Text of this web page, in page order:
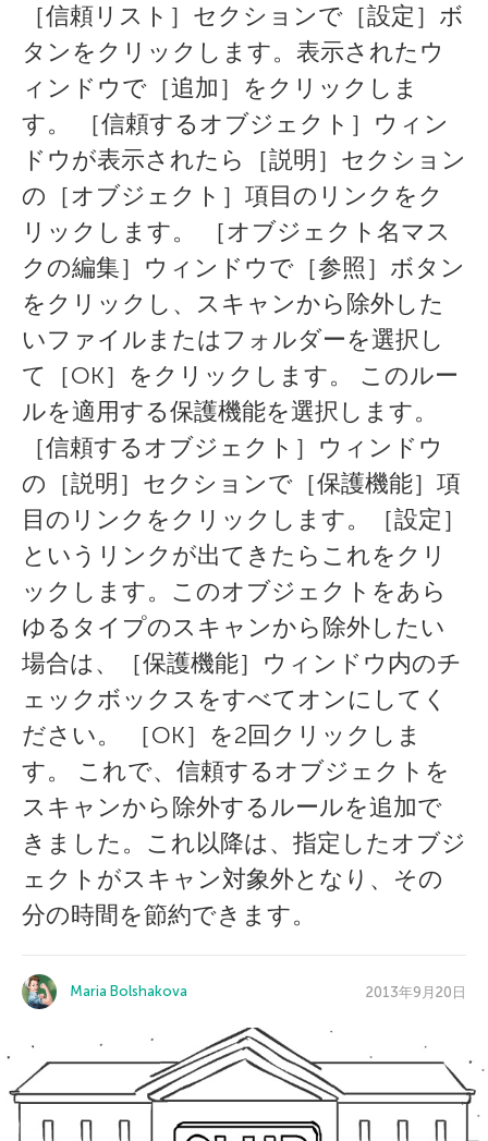
［信頼リスト］セクションで［設定］ボ
タンをクリックします。表示されたウ
ィンドウで［追加］をクリックしま
す。 ［信頼するオブジェクト］ウィン
ドウが表示されたら［説明］セクション
の［オブジェクト］項目のリンクをク
リックします。 ［オブジェクト名マス
クの編集］ウィンドウで［参照］ボタン
をクリックし、スキャンから除外した
いファイルまたはフォルダーを選択し
て［OK］をクリックします。 このルー
ルを適用する保護機能を選択します。
［信頼するオブジェクト］ウィンドウ
の［説明］セクションで［保護機能］項
目のリンクをクリックします。［設定］
というリンクが出てきたらこれをクリ
ックします。このオブジェクトをあら
ゆるタイプのスキャンから除外したい
場合は、［保護機能］ウィンドウ内のチ
ェックボックスをすべてオンにしてく
ださい。 ［OK］を2回クリックしま
す。 これで、信頼するオブジェクトを
スキャンから除外するルールを追加で
きました。これ以降は、指定したオブジ
ェクトがスキャン対象外となり、その
分の時間を節約できます。
Maria Bolshakova 2013年9月20日